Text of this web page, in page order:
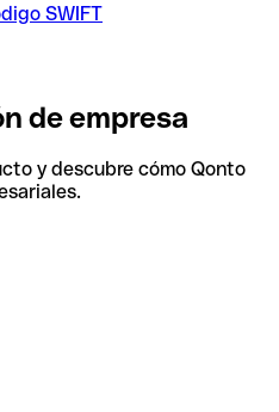
SWIFT
de empresa
y descubre cómo Qonto